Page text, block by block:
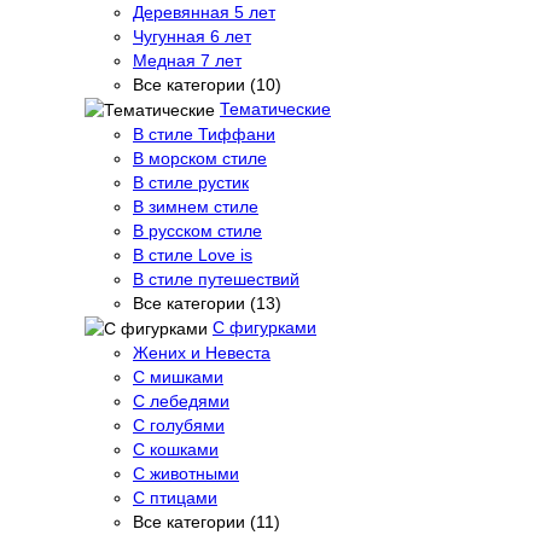
Деревянная 5 лет
Чугунная 6 лет
Медная 7 лет
Все категории (10)
Тематические
В стиле Тиффани
В морском стиле
В стиле рустик
В зимнем стиле
В русском стиле
В стиле Love is
В стиле путешествий
Все категории (13)
С фигурками
Жених и Невеста
С мишками
С лебедями
С голубями
С кошками
С животными
С птицами
Все категории (11)